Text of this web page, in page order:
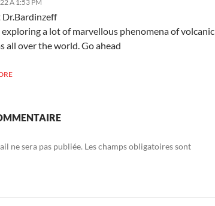
À 1:53 PM
Dr.Bardinzeff
exploring a lot of marvellous phenomena of volcanic
all over the world. Go ahead
ne sera pas publiée. Les champs obligatoires sont